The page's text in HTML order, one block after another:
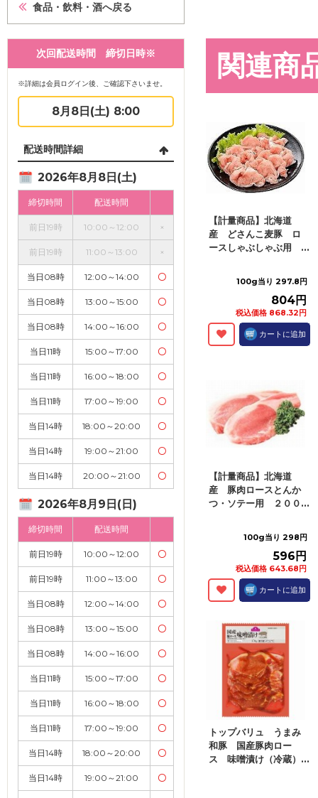
食品・飲料・酒へ戻る
次回配送時間 締切日時※
※詳細は会員ログイン後、ご確認下さいませ。
8月8日(土) 8:00
配送時間詳細
2026年8月8日(土)
締切時間 配送時間
前日19時 10:00～12:00 ×
前日19時 11:00～13:00 ×
当日08時 12:00～14:00 〇
当日08時 13:00～15:00 〇
当日08時 14:00～16:00 〇
当日11時 15:00～17:00 〇
当日11時 16:00～18:00 〇
当日11時 17:00～19:00 〇
当日14時 18:00～20:00 〇
当日14時 19:00～21:00 〇
当日14時 20:00～21:00 〇
2026年8月9日(日)
締切時間 配送時間
前日19時 10:00～12:00 〇
前日19時 11:00～13:00 〇
当日08時 12:00～14:00 〇
当日08時 13:00～15:00 〇
当日08時 14:00～16:00 〇
当日11時 15:00～17:00 〇
当日11時 16:00～18:00 〇
当日11時 17:00～19:00 〇
当日14時 18:00～20:00 〇
当日14時 19:00～21:00 〇
関連商
【計量商品】北海道
産 どさんこ麦豚 ロ
ースしゃぶしゃぶ用 ...
100g当り 297.8円
804円
税込価格 868.32円
カートに追加
【計量商品】北海道
産 豚肉ロースとんか
つ・ソテー用 ２００...
100g当り 298円
596円
税込価格 643.68円
カートに追加
トップバリュ うまみ
和豚 国産豚肉ロー
ス 味噌漬け（冷蔵）...